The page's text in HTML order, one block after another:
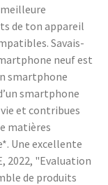
de ton appareil
Savais-
neuf est
smartphone
smartphone
et contribues
matières
Une excellente
2022, "Evaluation
de produits